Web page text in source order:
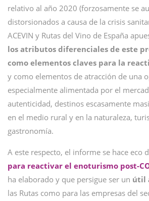
relativo al año 2020 (forzosamente se
distorsionados a causa de la crisis
ACEVIN y Rutas del Vino de España
los atributos diferenciales de este
como elementos claves para la
y como elementos de atracción de una
especialmente alimentada por el
autenticidad, destinos escasamente
en el medio rural y en la naturaleza,
gastronomía.
A este respecto, el informe se hace eco
para reactivar el enoturismo post-
ha elaborado y que persigue ser un útil
las Rutas como para las empresas del